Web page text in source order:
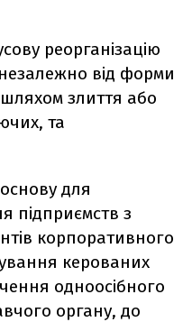
реорганізацію
від форми
злиття або
та
для
підприємств з
корпоративного
керованих
одноосібного
органу, до